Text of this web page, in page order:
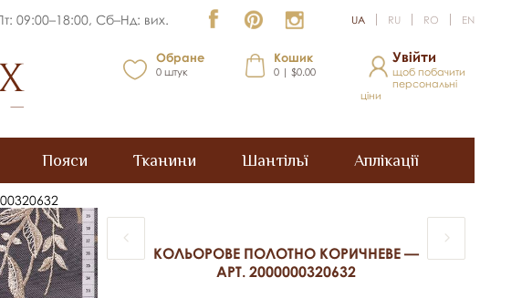
09:00–18:00, Сб–Нд: вих. UA RU RO EN
Обране
0 штук
Кошик
0 | $0.00
Увійти
щоб побачити
персональні
ціни
Пояси Тканини Шантільї Аплікації
КОЛЬОРОВЕ ПОЛОТНО КОРИЧНЕВЕ —
АРТ. 2000000320632